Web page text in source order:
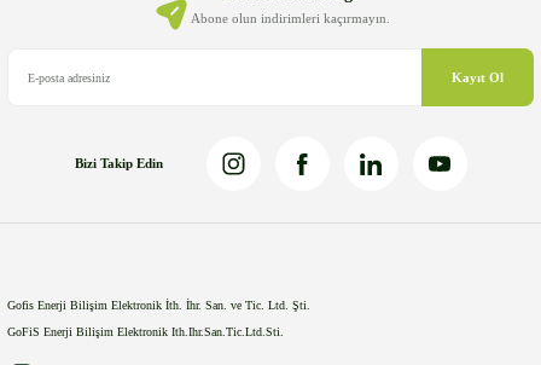
Ürün fiyatı diğer sitelerden daha pahalı.
Abone olun indirimleri kaçırmayın.
Kayıt Ol
Bizi Takip Edin
Gofis Enerji Bilişim Elektronik İth. İhr. San. ve Tic. Ltd. Şti.
GoFiS Enerji Bilişim Elektronik Ith.Ihr.San.Tic.Ltd.Sti.